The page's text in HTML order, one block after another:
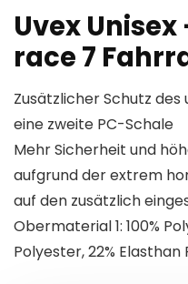
Uvex
race 7
Zusätzlicher Schutz
eine zweite PC-Schale
Mehr Sicherheit und
aufgrund der extrem
auf den zusätzlich
Obermaterial 1: 100%
Polyester, 22%